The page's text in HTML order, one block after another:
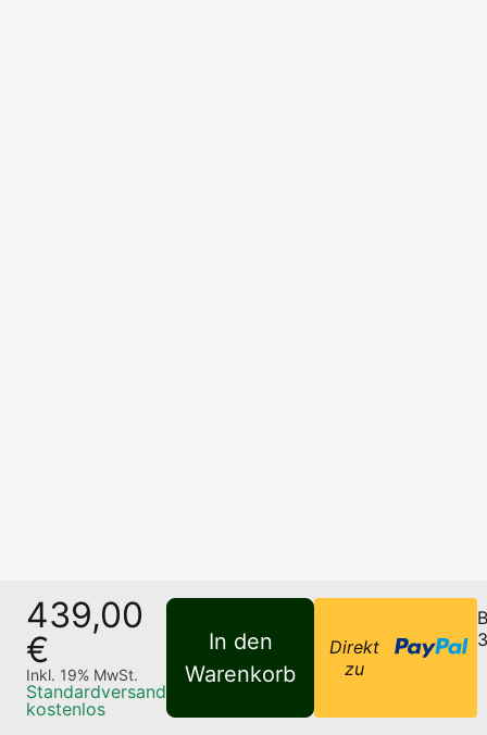
439,00
€
Inkl. 19% MwSt.
Standardversand
kostenlos
In den
Warenkorb
Direkt
zu